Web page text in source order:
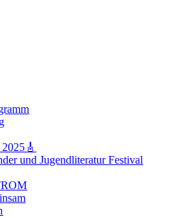
und Jugendliteratur Festival